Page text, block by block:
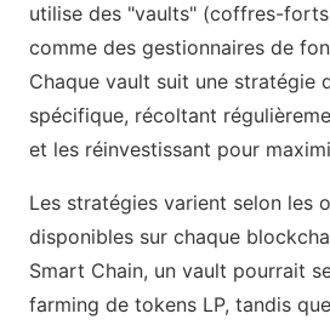
utilise des "vaults" (coffres-
comme des gestionnaires de
Chaque vault suit une stratégie
spécifique, récoltant
et les réinvestissant pour
Les stratégies varient selon les
disponibles sur chaque
Smart Chain, un vault pourrait
farming de tokens LP, tandis